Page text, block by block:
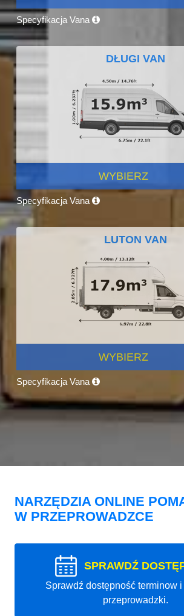
Specyfikacja Vana
DŁUGI VAN
WYBIERZ
Specyfikacja Vana
LUTON VAN
WYBIERZ
Specyfikacja Vana
NARZĘDZIA ONLINE
W PRZEPROWADZCE
SPRAWDŹ
Sprawdź dostępność terminow
przeprowadzki.